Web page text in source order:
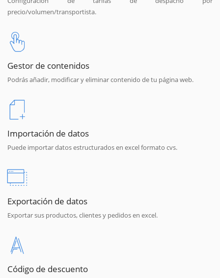
precio/volumen/transportista.
Gestor de contenidos
Podrás añadir, modificar y eliminar contenido de tu página web.
Importación de datos
Puede importar datos estructurados en excel formato cvs.
Exportación de datos
Exportar sus productos, clientes y pedidos en excel.
Código de descuento